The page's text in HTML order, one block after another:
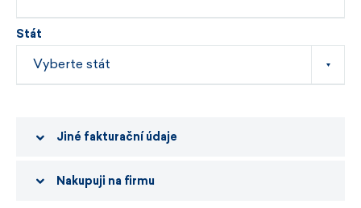
Stát
Jiné fakturační údaje
Nakupuji na firmu